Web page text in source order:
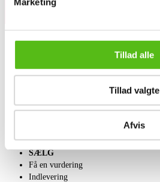
Tillad alle
Tillad valgte
Afvis
Christofle: Stort fad af sølvplet
OM OS
Velgørenhed
SÆLG
Få en vurdering
Indlevering